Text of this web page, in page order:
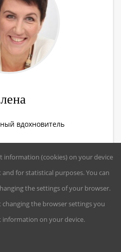
вдохновитель
information (cookies) on your device
for statistical purposes. You can
the settings of your browser.
the browser settings you
on your device.